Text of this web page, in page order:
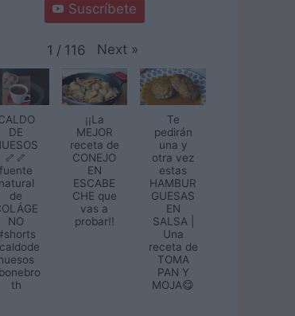
Suscríbete
1 / 116 Next »
DE
🦴🦴
fuente
natural
de
NO
th
¡¡La
MEJOR
receta de
CONEJO
EN
ESCABE
CHE que
vas a
probar!!
Te
pedirán
una y
otra vez
estas
HAMBUR
GUESAS
EN
SALSA |
Una
receta de
TOMA
PAN Y
MOJA😋